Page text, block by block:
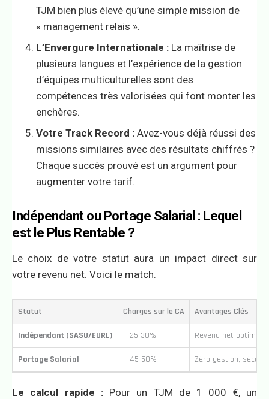
TJM bien plus élevé qu’une simple mission de
« management relais ».
L’Envergure Internationale : La maîtrise de
plusieurs langues et l’expérience de la gestion
d’équipes multiculturelles sont des
compétences très valorisées qui font monter les
enchères.
Votre Track Record : Avez-vous déjà réussi des
missions similaires avec des résultats chiffrés ?
Chaque succès prouvé est un argument pour
augmenter votre tarif.
Indépendant ou Portage Salarial : Lequel
est le Plus Rentable ?
Le choix de votre statut aura un impact direct sur
votre revenu net. Voici le match.
Statut Charges sur le CA Avantages Clés
Indépendant (SASU/EURL) ~ 25-30% Revenu net
Portage Salarial ~ 45-50% Zéro gestion,
Le calcul rapide :Pour un TJM de 1 000 €, un